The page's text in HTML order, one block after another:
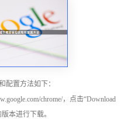
配置方法如下：
chrome/，点击“Download
本进行下载。